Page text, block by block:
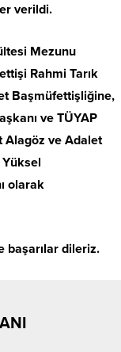
verildi.
Mezunu
Rahmi Tarık
Başmüfettişliğine,
ve TÜYAP
Alagöz ve Adalet
Yüksel
olarak
başarılar dileriz.